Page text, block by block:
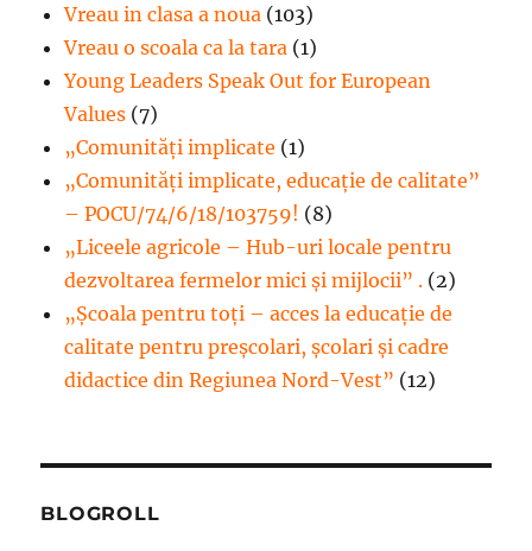
Vreau in clasa a noua (103)
Vreau o scoala ca la tara (1)
Young Leaders Speak Out for European
Values (7)
„Comunități implicate (1)
„Comunități implicate, educație de calitate”
– POCU/74/6/18/103759! (8)
„Liceele agricole – Hub-uri locale pentru
dezvoltarea fermelor mici şi mijlocii” . (2)
„Școala pentru toți – acces la educație de
calitate pentru preșcolari, școlari și cadre
didactice din Regiunea Nord-Vest” (12)
BLOGROLL